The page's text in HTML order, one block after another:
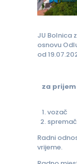
JU Bolnica
osnovu
od
za
Radni
vrijeme.